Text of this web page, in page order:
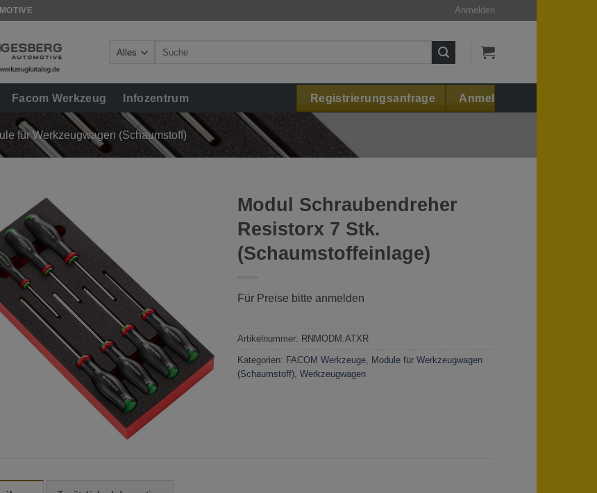
Anmelden
Facom Werkzeug Infozentrum Registrierungsanfrage Anmelden
für Werkzeugwagen (Schaumstoff)
Modul Schraubendreher
Resistorx 7 Stk.
(Schaumstoffeinlage)
Für Preise bitte anmelden
Artikelnummer: RNMODM.ATXR
Kategorien: FACOM Werkzeuge, Module für Werkzeugwagen
(Schaumstoff),Werkzeugwagen